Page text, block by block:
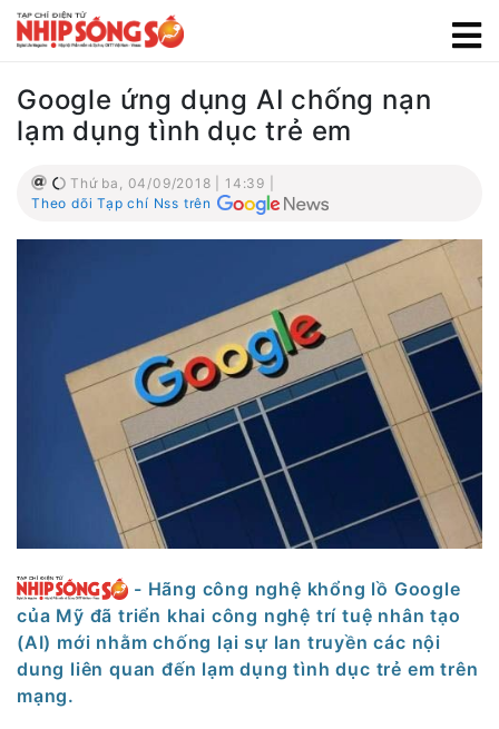
Google ứng dụng AI chống nạn
lạm dụng tình dục trẻ em
Thứ ba, 04/09/2018 | 14:39 |
Theo dõi Tạp chí Nss trên
- Hãng công nghệ khổng lồ Google
của Mỹ đã triển khai công nghệ trí tuệ nhân tạo
(AI) mới nhằm chống lại sự lan truyền các nội
dung liên quan đến lạm dụng tình dục trẻ em trên
mạng.